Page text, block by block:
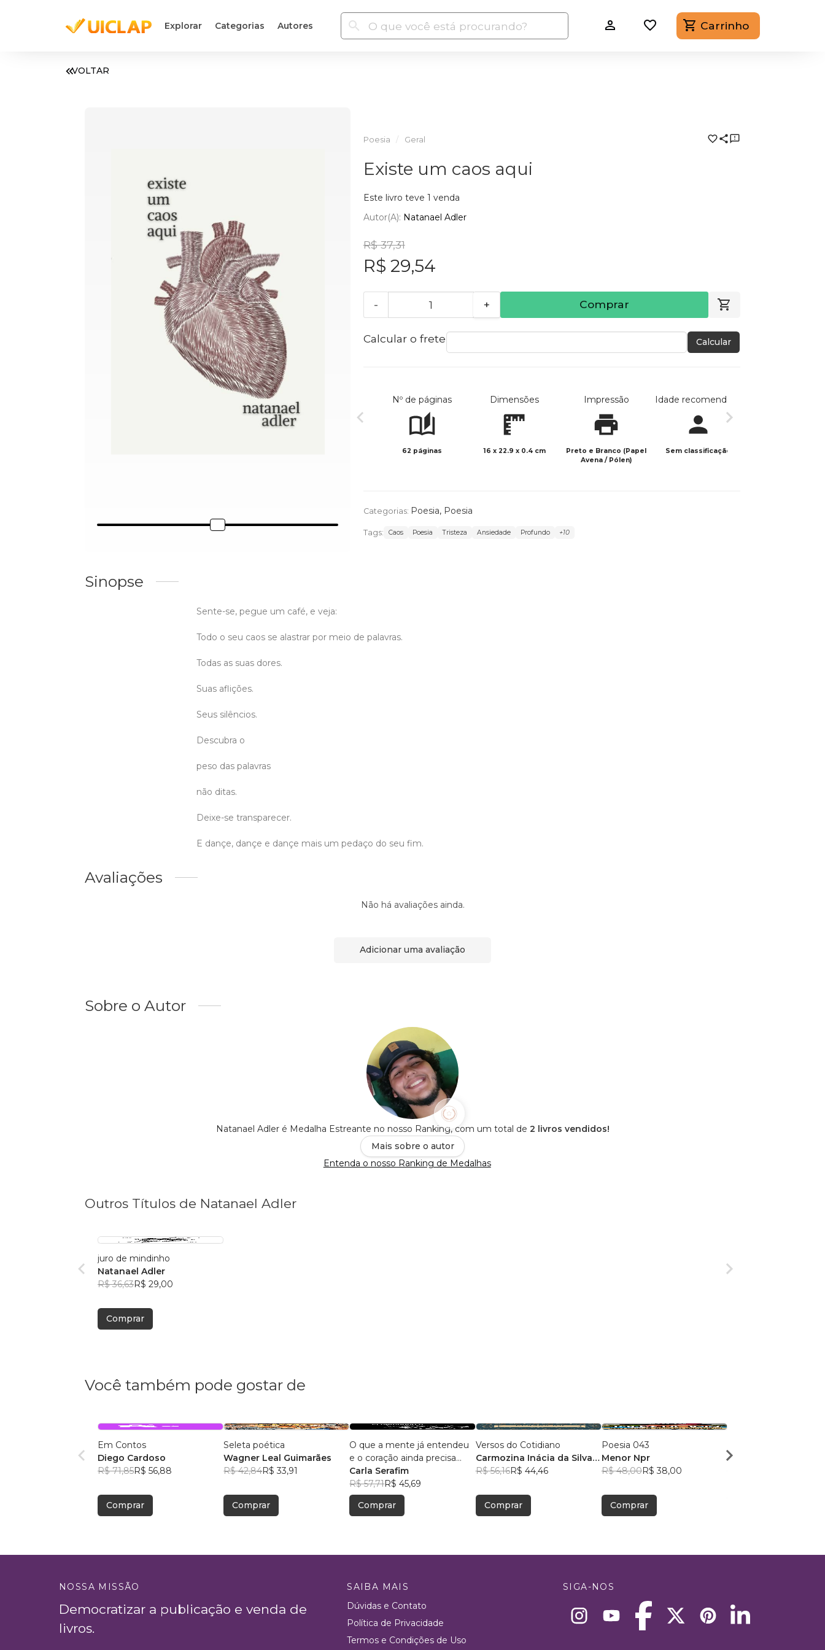
Explorar Categorias Autores Carrinho
VOLTAR
Poesia Geral
Existe um caos aqui
Este livro teve 1 venda
Autor(a): Natanael Adler
R$ 37,31
R$ 29,54
- + Comprar
Calcular o frete Calcular
Nº de páginas
62 páginas
Dimensões
16 x 22.9 x 0.4 cm
Impressão
Preto e Branco (Papel
Avena / Pólen)
Idade recomendada
Sem classificação
Categorias: Poesia, Poesia
Tags: Caos Poesia Tristeza Ansiedade Profundo +10
Sinopse
Sente-se, pegue um café, e veja:
Todo o seu caos se alastrar por meio de palavras.
Todas as suas dores.
Suas aflições.
Seus silêncios.
Descubra o
peso das palavras
não ditas.
Deixe-se transparecer.
E dançe, dançe e dançe mais um pedaço do seu fim.
Avaliações
Não há avaliações ainda.
Adicionar uma avaliação
Sobre o Autor
Natanael Adler é Medalha Estreante no nosso Ranking, com um total de 2 livros vendidos!
Mais sobre o autor
Entenda o nosso Ranking de Medalhas
Outros Títulos de Natanael Adler
juro de mindinho
Natanael Adler
R$ 36,63R$ 29,00
Comprar
Você também pode gostar de
Em Contos
Diego Cardoso
R$ 71,85R$ 56,88
Comprar
Seleta poética
Wagner Leal Guimarães
R$ 42,84R$ 33,91
Comprar
O que a mente já entendeu
e o coração ainda precisa
aceitar
Carla Serafim
R$ 57,71R$ 45,69
Comprar
Versos do Cotidiano
Carmozina Inácia da Silva
Rodrigues
R$ 56,16R$ 44,46
Comprar
Poesia 043
Menor Npr
R$ 48,00R$ 38,00
Comprar
Victor Sousa Silva
NOSSA MISSÃO
Democratizar a publicação e venda de
livros.
SAIBA MAIS
Dúvidas e Contato
Política de Privacidade
Termos e Condições de Uso
SIGA-NOS